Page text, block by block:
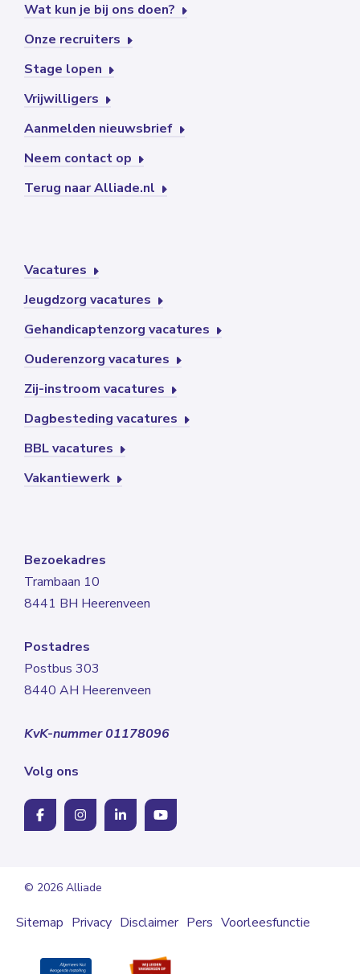
Wat kun je bij ons doen?
Onze recruiters
Stage lopen
Vrijwilligers
Aanmelden nieuwsbrief
Neem contact op
Terug naar Alliade.nl
Vacatures
Jeugdzorg vacatures
Gehandicaptenzorg vacatures
Ouderenzorg vacatures
Zij-instroom vacatures
Dagbesteding vacatures
BBL vacatures
Vakantiewerk
Bezoekadres
Trambaan 10
8441 BH Heerenveen
Postadres
Postbus 303
8440 AH Heerenveen
KvK-nummer 01178096
Volg ons
© 2026 Alliade
Sitemap Privacy Disclaimer Pers Voorleesfunctie